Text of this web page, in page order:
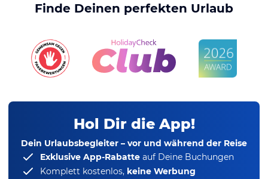
Finde Deinen perfekten Urlaub
Hol Dir die App!
Dein Urlaubsbegleiter – vor und während der Reise
Exklusive App-Rabatte auf Deine Buchungen
Komplett kostenlos, keine Werbung